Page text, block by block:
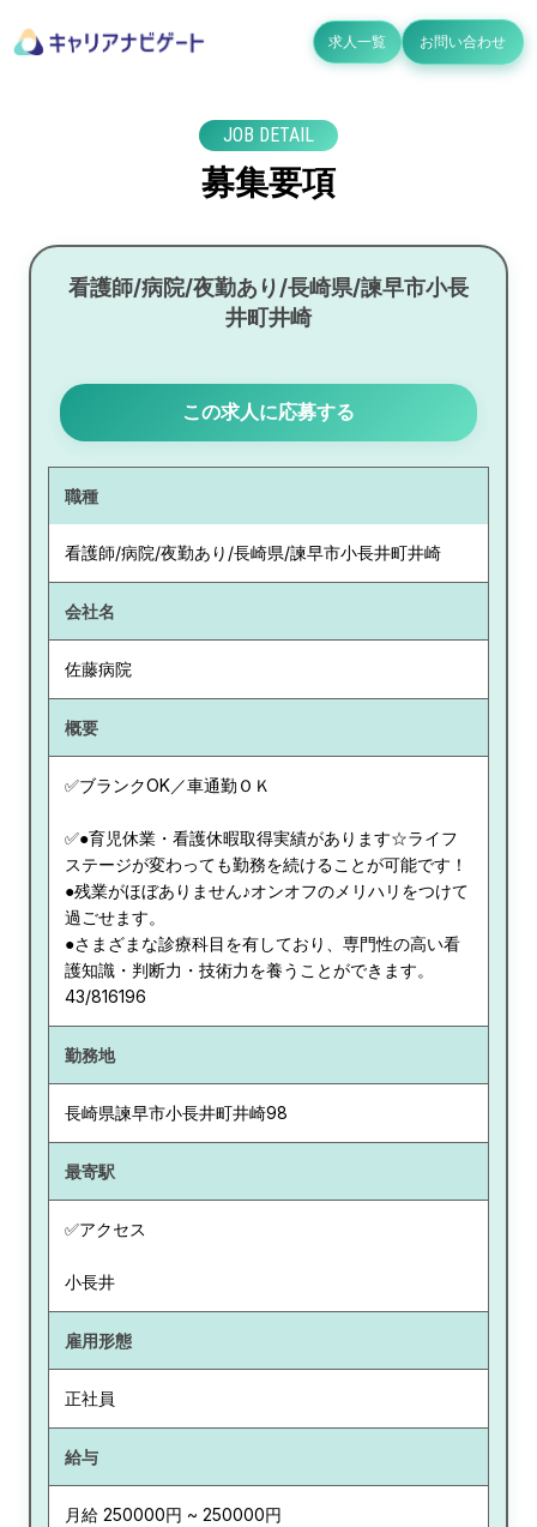
求人一覧 お問い合わせ
JOB DETAIL
募集要項
看護師/病院/夜勤あり/長崎県/諫早市小長
井町井崎
この求人に応募する
職種
看護師/病院/夜勤あり/長崎県/諫早市小長井町井崎
会社名
佐藤病院
概要
✅ブランクOK／車通勤ＯＫ
✅●育児休業・看護休暇取得実績があります☆ライフ
ステージが変わっても勤務を続けることが可能です！
●残業がほぼありません♪オンオフのメリハリをつけて
過ごせます。
●さまざまな診療科目を有しており、専門性の高い看
護知識・判断力・技術力を養うことができます。
43/816196
勤務地
長崎県諫早市小長井町井崎98
最寄駅
✅アクセス
小長井
雇用形態
正社員
給与
月給 250000円 ~ 250000円